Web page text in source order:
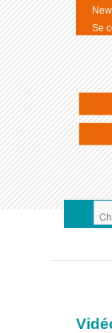
Se